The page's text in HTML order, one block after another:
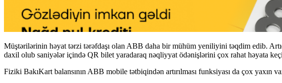
Müştərilərinin həyat tərzi tərəfdaşı olan ABB daha bir mühüm yeniliyini təqdim edib.
daxil olub saniyələr içində QR bilet yaradaraq nəqliyyat ödənişlərini çox rahat həyata
Fiziki BakıKart balansının ABB mobile tətbiqindən artırılması funksiyası da çox yaxın